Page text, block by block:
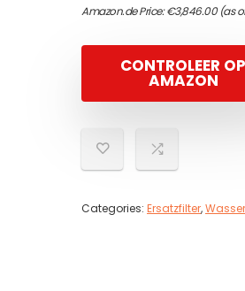
Amazon.de Price:€3,846.00(as
CONTROLEER OP
AMAZON
Categories: Ersatzfilter,